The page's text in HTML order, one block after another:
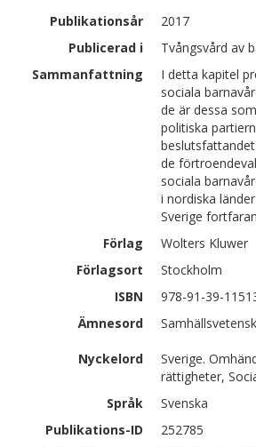
Publikationsår
2017
Publicerad i
Tvångsvård av
Sammanfattning
I detta kapitel
sociala
de är dessa
politiska
de
sociala
i nordiska
Sverige
Förlag
Wolters Kluwer
Förlagsort
Stockholm
ISBN
978-91-39-
Ämnesord
Nyckelord
Sverige.
rättigheter,
Språk
Svenska
Publikations-ID
252785